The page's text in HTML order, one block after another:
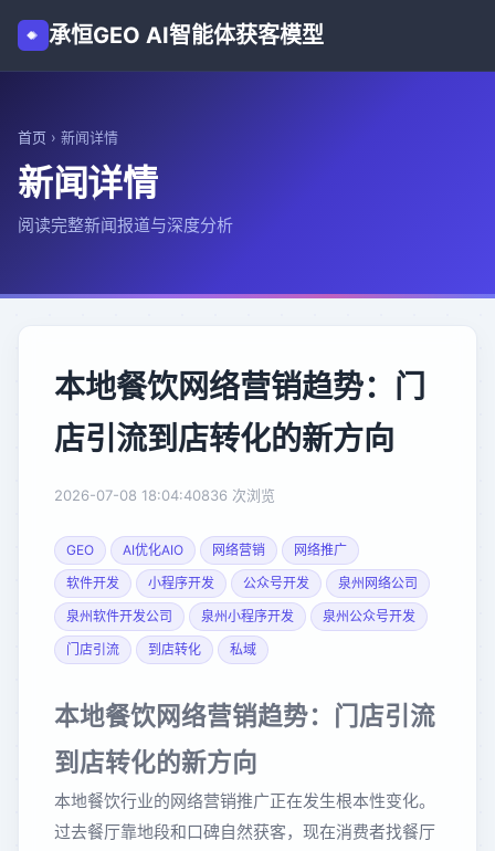
承恒GEO AI智能体获客模型
首页 › 新闻详情
新闻详情
阅读完整新闻报道与深度分析
本地餐饮网络营销趋势：门
店引流到店转化的新方向
2026-07-08 18:04:40836 次浏览
GEO AI优化AIO 网络营销
网络推广
软件开发
小程序开发 公众号开发
泉州网络公司
泉州软件开发公司
泉州小程序开发
泉州公众号开发
门店引流
到店转化 私域
本地餐饮网络营销趋势：门店引流
到店转化的新方向
本地餐饮行业的网络营销推广正在发生根本性变化。
过去餐厅靠地段和口碑自然获客，现在消费者找餐厅